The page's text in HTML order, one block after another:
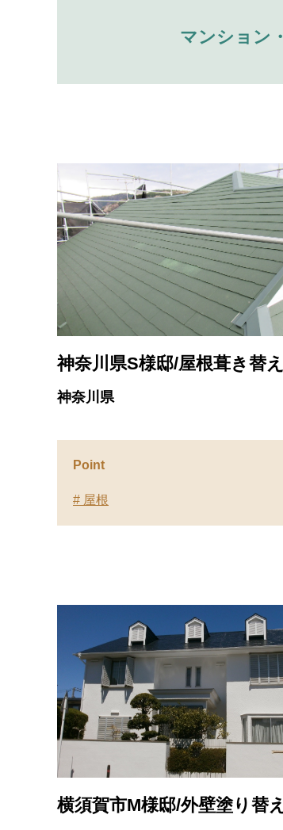
マンション・
神奈川県S様邸/屋根葺き替え
神奈川県
Point
# 屋根
横須賀市M様邸/外壁塗り替え